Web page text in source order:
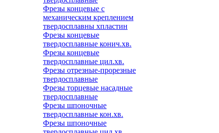
Фрезы концевые с
механическим креплением
твердосплавны хпластин
Фрезы концевые
твердосплавные конич.хв.
Фрезы концевые
твердосплавные цил.хв.
Фрезы отрезные-прорезные
твердосплавные
Фрезы торцевые насадные
твердосплавные
Фрезы шпоночные
твердосплавные кон.хв.
Фрезы шпоночные